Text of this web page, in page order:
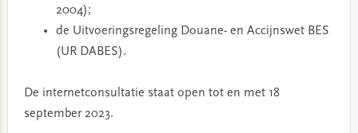
2004);
de Uitvoeringsregeling Douane- en Accijnswet BES
(UR DABES).
De internetconsultatie staat open tot en met 18
september 2023.